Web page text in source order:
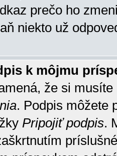
prečo ho
niekto už
k môjmu
že si
. Podpis môžete
Pripojiť podpis.